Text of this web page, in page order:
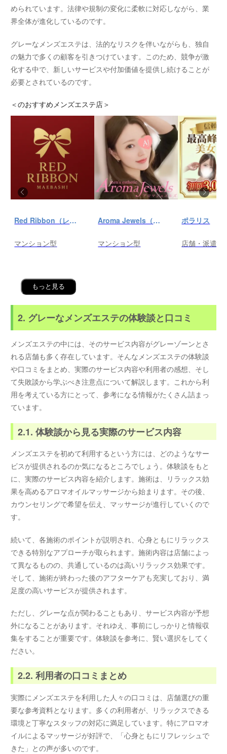
められています。法律や規制の変化に柔軟に対応しながら、業
界全体が進化しているのです。
グレーなメンズエステは、法的なリスクを伴いながらも、独自
の魅力で多くの顧客を引きつけています。このため、競争が激
化する中で、新しいサービスや付加価値を提供し続けることが
必要とされているのです。
＜のおすすめメンズエステ店＞
Red Ribbon（レッドリボン）前橋
マンション型
Aroma Jewels（アロマ ジュエルズ）秋葉原ルーム
マンション型
ポラリス
店舗・派遣
もっと見る
2. グレーなメンズエステの体験談と口コミ
メンズエステの中には、そのサービス内容がグレーゾーンとさ
れる店舗も多く存在しています。そんなメンズエステの体験談
や口コミをまとめ、実際のサービス内容や利用者の感想、そし
て失敗談から学ぶべき注意点について解説します。これから利
用を考えている方にとって、参考になる情報がたくさん詰まっ
ています。
2.1. 体験談から見る実際のサービス内容
メンズエステを初めて利用するという方には、どのようなサー
ビスが提供されるのか気になるところでしょう。体験談をもと
に、実際のサービス内容を紹介します。施術は、リラックス効
果を高めるアロマオイルマッサージから始まります。その後、
カウンセリングで希望を伝え、マッサージが進行していくので
す。
続いて、各施術のポイントが説明され、心身ともにリラックス
できる特別なアプローチが取られます。施術内容は店舗によっ
て異なるものの、共通しているのは高いリラックス効果です。
そして、施術が終わった後のアフターケアも充実しており、満
足度の高いサービスが提供されます。
ただし、グレーな点が関わることもあり、サービス内容が予想
外になることがあります。それゆえ、事前にしっかりと情報収
集をすることが重要です。体験談を参考に、賢い選択をしてく
ださい。
2.2. 利用者の口コミまとめ
実際にメンズエステを利用した人々の口コミは、店舗選びの重
要な参考資料となります。多くの利用者が、リラックスできる
環境と丁寧なスタッフの対応に満足しています。特にアロマオ
イルによるマッサージが好評で、「心身ともにリフレッシュで
きた」との声が多いのです。